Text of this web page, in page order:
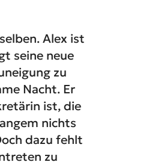
Alex ist
seine neue
zu
Nacht. Er
ist, die
nichts
dazu fehlt
zu